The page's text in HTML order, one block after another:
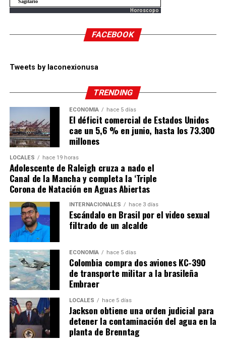
Horoscopo
FACEBOOK
Tweets by laconexionusa
TRENDING
ECONOMÍA hace 5 días
El déficit comercial de Estados Unidos
cae un 5,6 % en junio, hasta los 73.300
millones
LOCALES hace 19 horas
Adolescente de Raleigh cruza a nado el
Canal de la Mancha y completa la ‘Triple
Corona de Natación en Aguas Abiertas
INTERNACIONALES hace 3 días
Escándalo en Brasil por el video sexual
filtrado de un alcalde
ECONOMÍA hace 5 días
Colombia compra dos aviones KC-390
de transporte militar a la brasileña
Embraer
LOCALES hace 5 días
Jackson obtiene una orden judicial para
detener la contaminación del agua en la
planta de Brenntag